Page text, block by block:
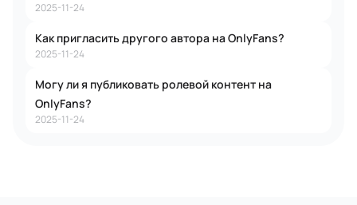
2025-11-24
Как пригласить другого автора на OnlyFans?
2025-11-24
Могу ли я публиковать ролевой контент на
OnlyFans?
2025-11-24